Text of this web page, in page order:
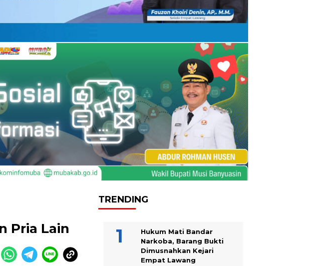
Pria Lain
TRENDING
Hukum Mati Bandar
Narkoba, Barang Bukti
Dimusnahkan Kejari
Empat Lawang